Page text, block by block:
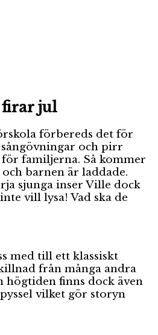
firar jul
förbereds det för
sångövningar och pirr
familjerna. Så kommer
barnen är laddade.
sjunga inser Ville dock
vill lysa! Vad ska de
med till ett klassiskt
från många andra
högtiden finns dock även
vilket gör storyn